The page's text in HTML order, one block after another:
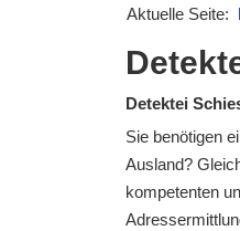
Aktuelle Seite:
Detektei
Sie benötigen
Ausland?
kompetenten